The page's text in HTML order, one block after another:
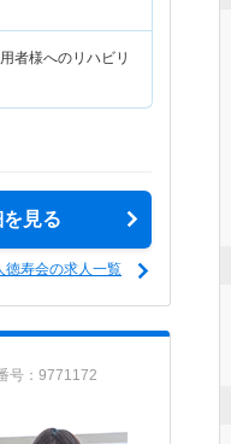
者様へのリハビリ
見る
徳寿会の求人一覧
号：9771172